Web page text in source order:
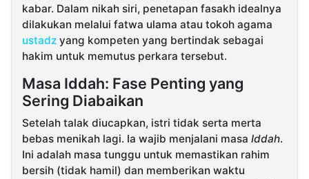
kabar. Dalam nikah siri, penetapan fasakh idealnya
dilakukan melalui fatwa ulama atau tokoh agama
ustadz yang kompeten yang bertindak sebagai
hakim untuk memutus perkara tersebut.
Masa Iddah: Fase Penting yang
Sering Diabaikan
Setelah talak diucapkan, istri tidak serta merta
bebas menikah lagi. Ia wajib menjalani masa Iddah.
Ini adalah masa tunggu untuk memastikan rahim
bersih (tidak hamil) dan memberikan waktu